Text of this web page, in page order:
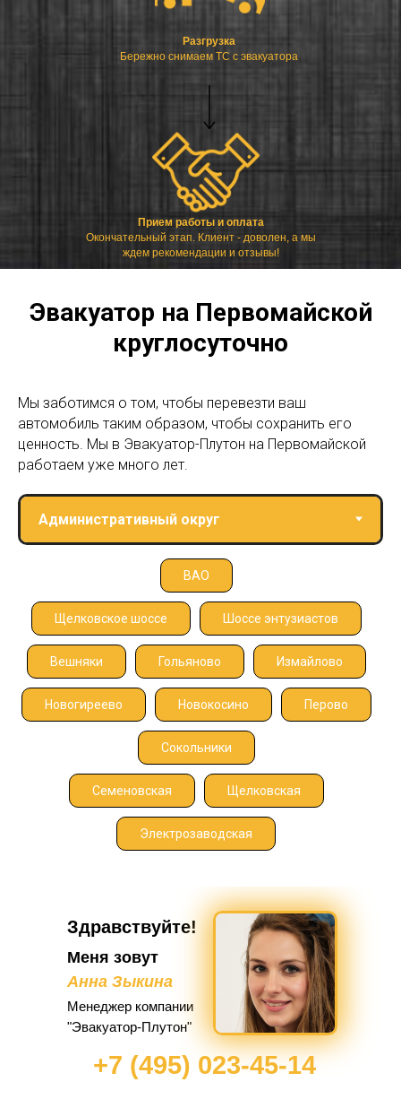
Разгрузка
Бережно снимаем ТС с эвакуатора
Прием работы и оплата
Окончательный этап. Клиент - доволен, а мы
ждем рекомендации и отзывы!
Эвакуатор на Первомайской
круглосуточно
Мы заботимся о том, чтобы перевезти ваш
автомобиль таким образом, чтобы сохранить его
ценность. Мы в Эвакуатор-Плутон на Первомайской
работаем уже много лет.
ВАО
Щелковское шоссе Шоссе энтузиастов
Вешняки Гольяново Измайлово
Новогиреево Новокосино Перово
Сокольники
Семеновская Щелковская
Электрозаводская
Здравствуйте!
Менеджер компании
"Эвакуатор-Плутон"
Меня зовут
Анна Зыкина
+7 (495) 023-45-14